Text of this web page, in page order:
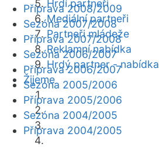
Hrdí partneři
Mediální partneři
Partneři mládeže
Reklamní nabídka
Hrdý partner - nabídka
Žijeme
Příprava 2008/2009
Sezóna 2007/2008
Příprava 2007/2008
Sezóna 2006/2007
Příprava 2006/2007
Sezóna 2005/2006
Příprava 2005/2006
Sezóna 2004/2005
Příprava 2004/2005